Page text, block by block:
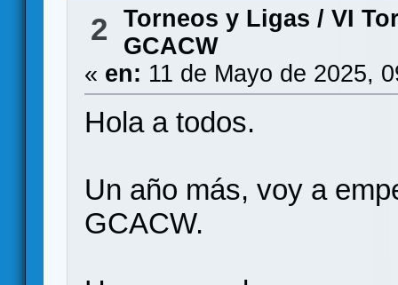
2 Torneos y Ligas / VI
GCACW
« en: 11 de Mayo de 2025,
Hola a todos.
Un año más, voy a
GCACW.